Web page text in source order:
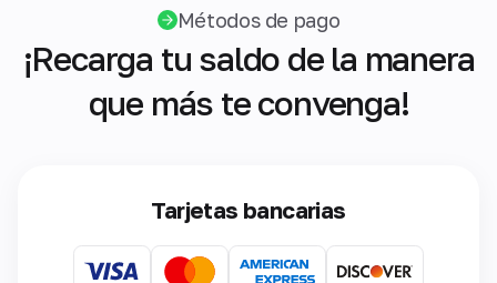
Métodos de pago
¡Recarga tu saldo de la manera
que más te convenga!
Tarjetas bancarias